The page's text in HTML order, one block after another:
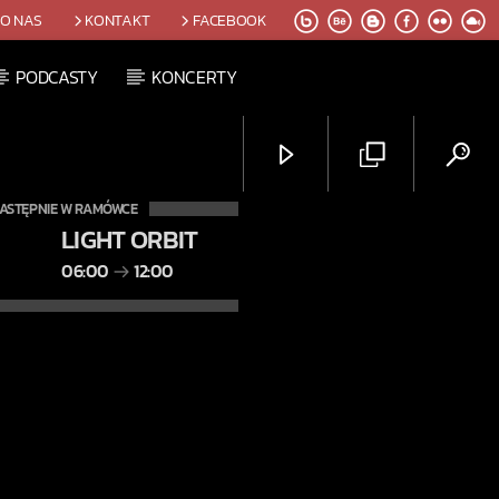
O NAS KONTAKT FACEBOOK
PODCASTY KONCERTY
W RAMÓWCE
LIGHT ORBIT
06:00 12:00